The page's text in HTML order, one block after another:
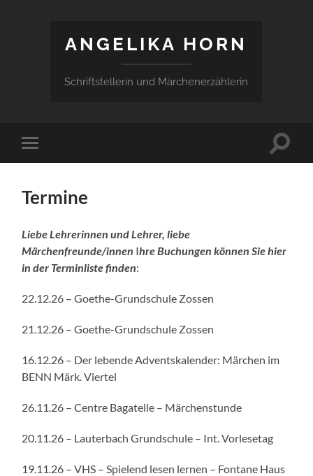
ANGELIKA HORN
Schriftstellerin und Märchenerzählerin
Mobile-
Menü
Termine
Liebe Lehrerinnen und Lehrer, liebe
Märchenfreunde/innen Ihre Buchungen können Sie hier
in der Terminlistefinden:
22.12.26 – Goethe-Grundschule Zossen
21.12.26 – Goethe-Grundschule Zossen
16.12.26 – Der lebende Adventskalender: Märchen im
BENN Märk. Viertel
26.11.26 – Centre Bagatelle – Märchenstunde
20.11.26 – Lauterbach Grundschule – Int. Vorlesetag
19.11.26 – VHS – Spielend lesen lernen – Fontane Haus